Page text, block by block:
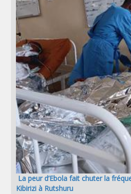
La peur d’Ebola fait chuter la
Kibirizi à Rutshuru